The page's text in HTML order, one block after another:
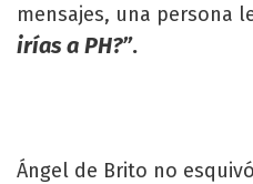
mensajes, una persona
irías a PH?”.
Ángel de Brito no